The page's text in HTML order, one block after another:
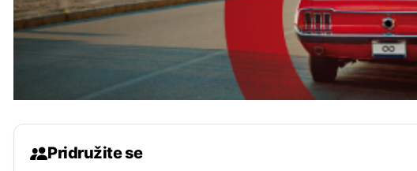
Pridružite se